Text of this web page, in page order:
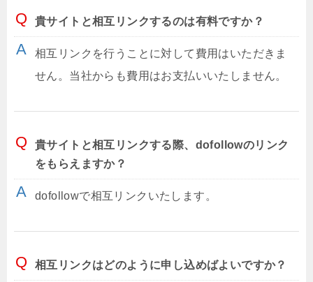
貴サイトと相互リンクするのは有料ですか？
相互リンクを行うことに対して費用はいただきま
せん。当社からも費用はお支払いいたしません。
貴サイトと相互リンクする際、dofollowのリンク
をもらえますか？
dofollowで相互リンクいたします。
相互リンクはどのように申し込めばよいですか？